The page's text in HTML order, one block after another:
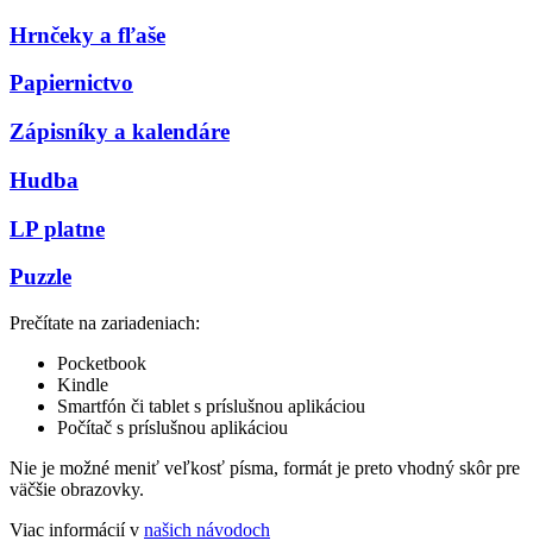
Hrnčeky a fľaše
Papiernictvo
Zápisníky a kalendáre
Hudba
LP platne
Puzzle
Prečítate na zariadeniach:
Pocketbook
Kindle
Smartfón či tablet s príslušnou aplikáciou
Počítač s príslušnou aplikáciou
Nie je možné meniť veľkosť písma, formát je preto vhodný skôr pre
väčšie obrazovky.
Viac informácií v našich návodoch